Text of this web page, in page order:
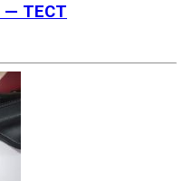
— ТЕСТ